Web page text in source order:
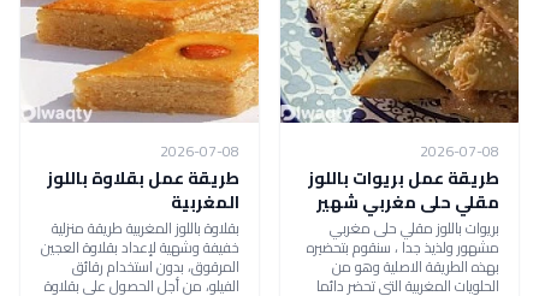
2026-07-08
طريقة عمل بريوات باللوز
مقلي حلى مغربي شهير
بريوات باللوز مقلي حلى مغربي
مشهور ولذيذ جدا ، سنقوم بتحضيره
بهذه الطريقة الاصلية وهو من
الحلويات المغربية التي تحضر دائما
2026-07-08
طريقة عمل بقلاوة باللوز
المغربية
بقلاوة باللوز المغربية طريقة منزلية
خفيفة وشهية لإعداد بقلاوة العجين
المرقوق، بدون استخدام رقائق
الفيلو، من أجل الحصول على بقلاوة